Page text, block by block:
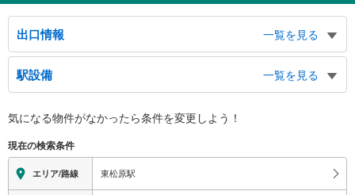
出口情報
一覧を見る
出口（東口−１）
松原５・６丁目、代田４丁目、羽根木公園、北沢税務署、北沢警察署、世田谷
消防署松原出張所
出口（東口−２）
出口（西口−１）
松原５・６丁目、代田４丁目、羽根木公園、北沢税務署、北沢警察署、世田谷
消防署松原出張所
駅設備
一覧を見る
※段差なしでの移動経路
地上⇔改札⇔ホーム：○
エレベータ
・ホーム⇔改札
気になる物件がなかったら条件を変更しよう！
現在の検索条件
エリア/路線 東松原駅